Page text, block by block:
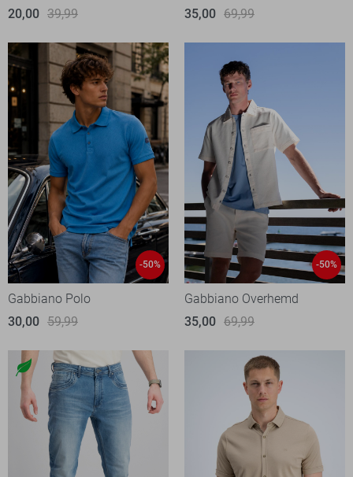
20,00 39,99
35,00 69,99
-50%
Gabbiano Polo
30,00 59,99
-50%
Gabbiano Overhemd
35,00 69,99